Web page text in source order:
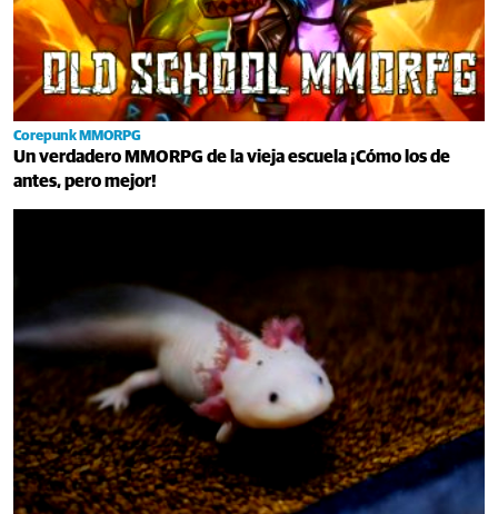
Corepunk MMORPG
Un verdadero MMORPG de la vieja escuela ¡Cómo los de
antes, pero mejor!